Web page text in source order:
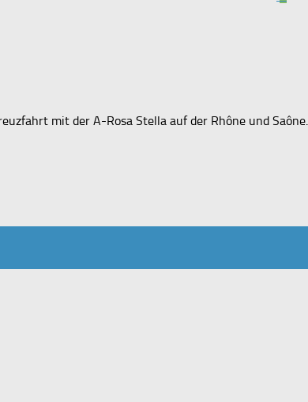
mit der A-Rosa Stella auf der Rhône und